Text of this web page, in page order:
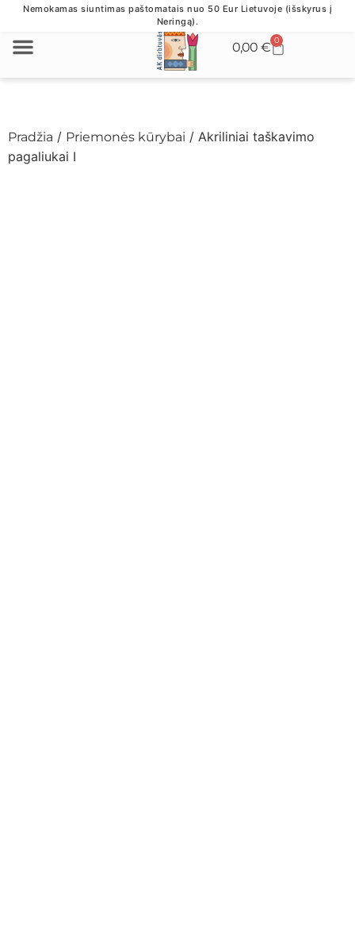
Nemokamas siuntimas paštomatais nuo 50 Eur Lietuvoje (išskyrus į
Neringą).
0,00 € 0
Pradžia / Priemonės kūrybai / Akriliniai taškavimo
pagaliukai I